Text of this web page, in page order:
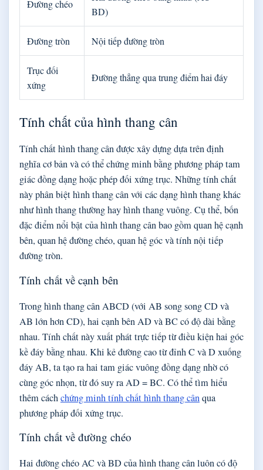
Đường chéo
BD)
Đường tròn Nội tiếp đường tròn
Trục đối
xứng
Đường thẳng qua trung điểm hai đáy
Tính chất của hình thang cân
Tính chất hình thang cân được xây dựng dựa trên định
nghĩa cơ bản và có thể chứng minh bằng phương pháp tam
giác đồng dạng hoặc phép đối xứng trục. Những tính chất
này phân biệt hình thang cân với các dạng hình thang khác
như hình thang thường hay hình thang vuông. Cụ thể, bốn
đặc điểm nổi bật của hình thang cân bao gồm quan hệ cạnh
bên, quan hệ đường chéo, quan hệ góc và tính nội tiếp
đường tròn.
Tính chất về cạnh bên
Trong hình thang cân ABCD (với AB song song CD và
AB lớn hơn CD), hai cạnh bên AD và BC có độ dài bằng
nhau. Tính chất này xuất phát trực tiếp từ điều kiện hai góc
kề đáy bằng nhau. Khi kẻ đường cao từ đỉnh C và D xuống
đáy AB, ta tạo ra hai tam giác vuông đồng dạng nhờ có
cùng góc nhọn, từ đó suy ra AD = BC. Có thể tìm hiểu
thêm cáchchứng minh tính chất hình thang cânqua
phương pháp đối xứng trục.
Tính chất về đường chéo
Hai đường chéo AC và BD của hình thang cân luôn có độ